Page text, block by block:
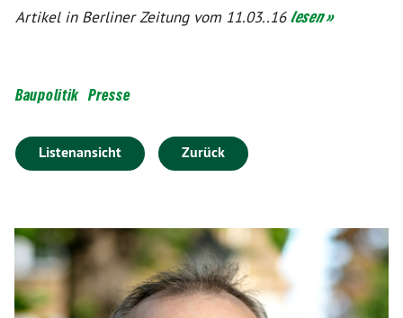
Artikel in Berliner Zeitung vom 11.03..16lesen »
Baupolitik Presse
Listenansicht Zurück